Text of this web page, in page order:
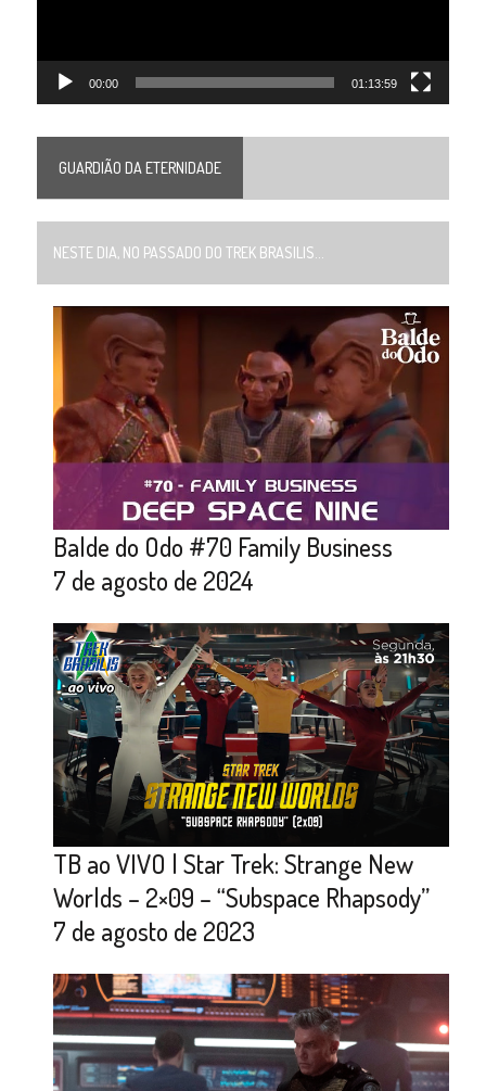
00:00 01:13:59
GUARDIÃO DA ETERNIDADE
NESTE DIA, NO PASSADO DO TREK BRASILIS...
Balde do Odo #70 Family Business
7 de agosto de 2024
TB ao VIVO | Star Trek: Strange New
Worlds – 2×09 – “Subspace Rhapsody”
7 de agosto de 2023